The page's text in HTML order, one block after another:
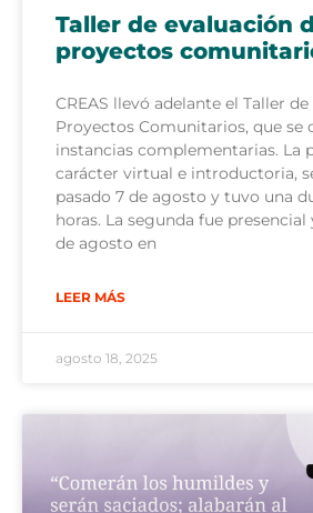
Taller de evaluación
proyectos
CREAS llevó adelante el Taller
Proyectos Comunitarios, que se
instancias complementarias. La
carácter virtual e introductoria,
pasado 7 de agosto y tuvo una
horas. La segunda fue
de agosto en
LEER MÁS
agosto 18, 2025